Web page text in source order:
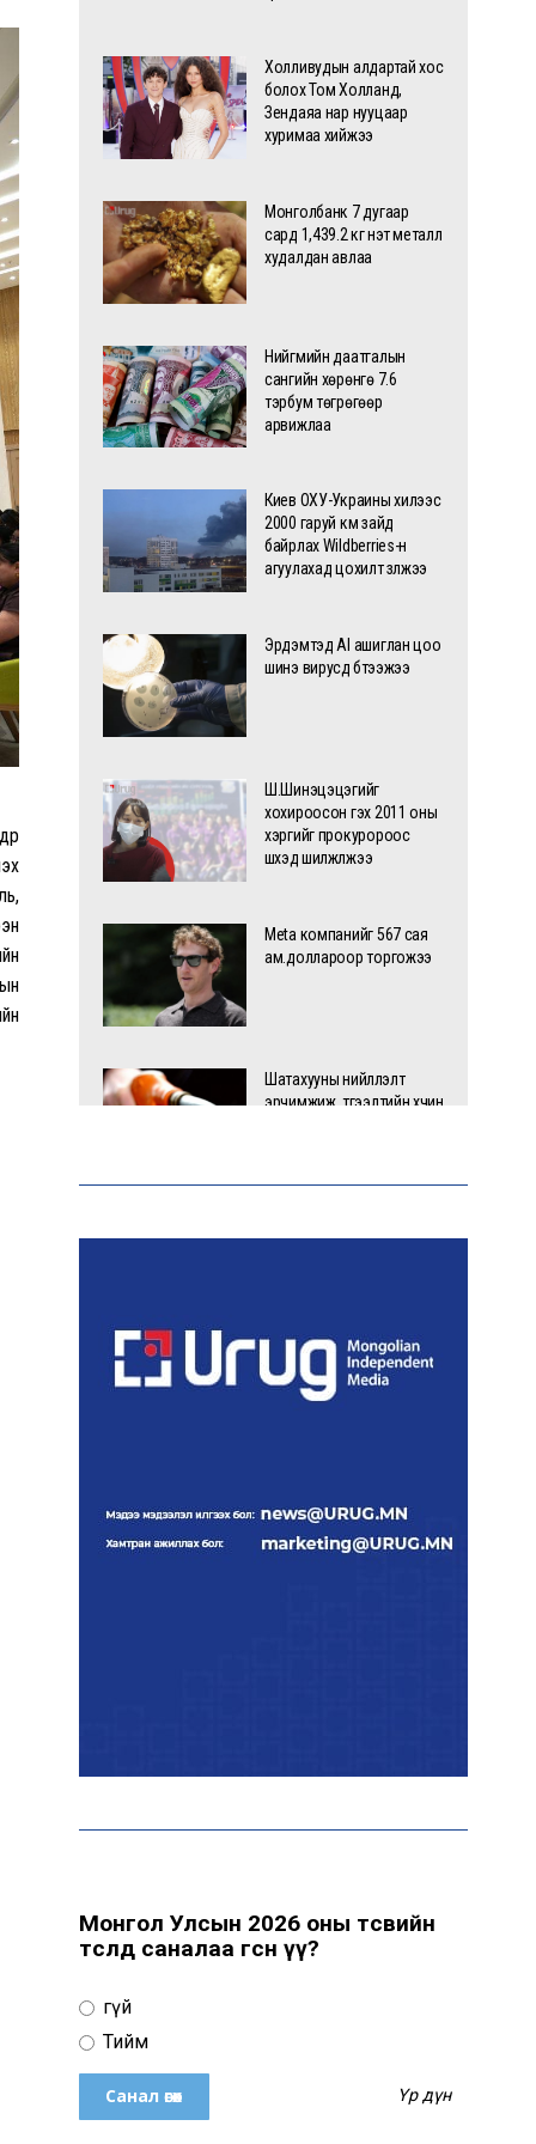
Холливудын алдартай хос
болох Том Холланд,
Зендаяа нар нууцаар
хуримаа хийжээ
Монголбанк 7 дугаар
сард 1,439.2 кг үнэт металл
худалдан авлаа
Нийгмийн даатгалын
сангийн хөрөнгө 7.6
тэрбум төгрөгөөр
арвижлаа
Киев ОХУ-Украины хилээс
2000 гаруй км зайд
байрлах Wildberries-н
агуулахад цохилт үзүүлжээ
Эрдэмтэд AI ашиглан цоо
шинэ вирусүүд бүтээжээ
Ш.Шинэцэцэгийг
хохироосон гэх 2011 оны
хэргийг прокуророос
шүүхэд шилжүүлжээ
Meta компанийг 567 сая
ам.доллароор торгожээ
Шатахууны нийлүүлэлт
эрчимжиж, түгээлтийн хүчин
АЧААЛЖ БАЙНА
Монгол Улсын 2026 оны төсвийн
төсөлд саналаа өгсөн үү?
Үгүй
Тийм
Үр дүн